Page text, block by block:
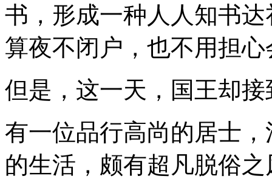
书，形成一种人人知书
算夜不闭户，也不用担
但是，这一天，国王却
有一位品行高尚的居士
的生活，颇有超凡脱俗之